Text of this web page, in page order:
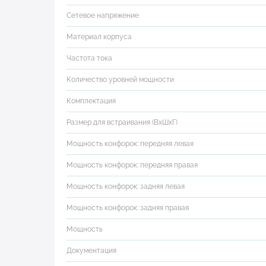
Сетевое напряжение
Материал корпуса
Частота тока
Количество уровней мощности
Комплектация
Размер для встраивания (ВхШхГ)
Мощность конфорок: передняя левая
Мощность конфорок: передняя правая
Мощность конфорок: задняя левая
Мощность конфорок: задняя правая
Мощность
Документация